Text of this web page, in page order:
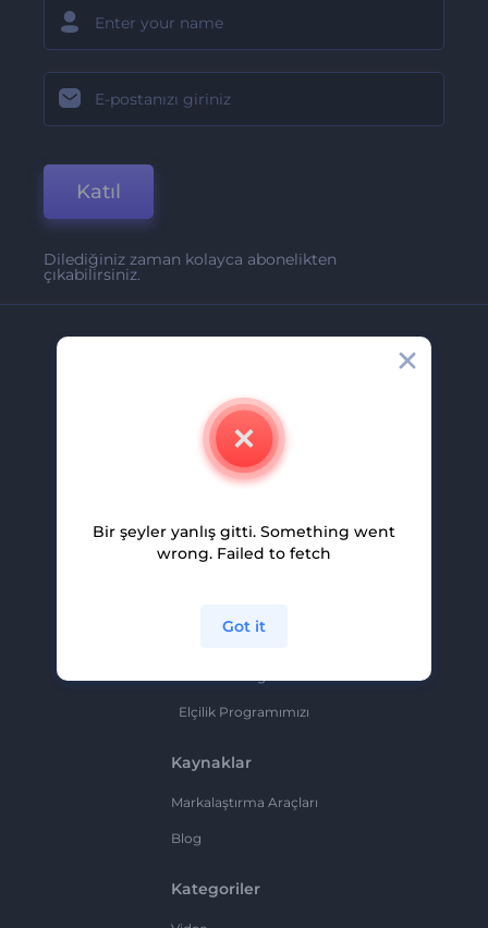
Katıl
Dilediğiniz zaman kolayca abonelikten
çıkabilirsiniz.
İletişim
Kariyer
Ortaklık Programı
Elçilik Programımızı
Kaynaklar
Markalaştırma Araçları
Blog
Kategoriler
Bir şeyler yanlış gitti. Something went
wrong. Failed to fetch
Got it